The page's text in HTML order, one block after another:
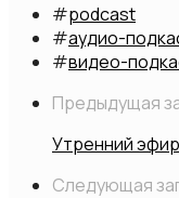
#podcast
#аудио-
#видео-
Предыдущая
Утренний
Следующая